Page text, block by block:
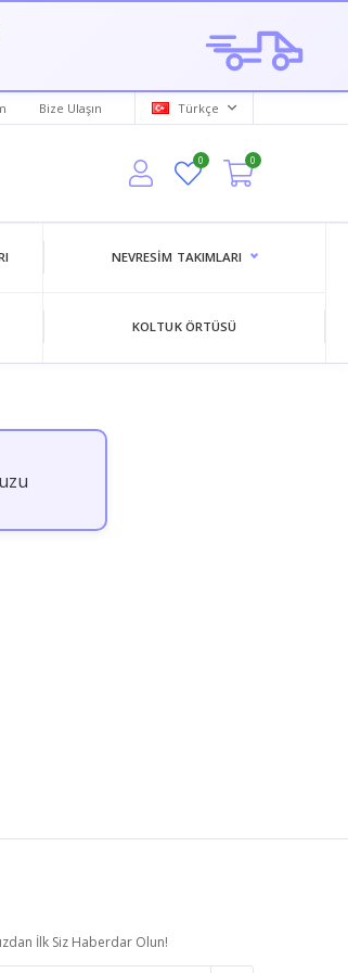
Bize Ulaşın Türkçe
0 0
NEVRESIM TAKIMLARI
KOLTUK ÖRTÜSÜ
İlk Siz Haberdar Olun!